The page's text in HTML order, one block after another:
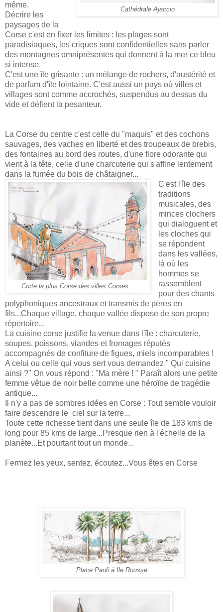
Cathédrale Ajaccio
même.
Décrire les
paysages de la
Corse c'est en fixer les limites : les plages sont
paradisiaques, les criques sont confidentielles sans parler
des montagnes omniprésentes qui donnent à la mer ce bleu
si intense.
C'est une île grisante : un mélange de rochers, d'austérité et
de parfum d'île lointaine. C'est aussi un pays où villes et
villages sont comme accrochés, suspendus au dessus du
vide et défient la pesanteur.
La Corse du centre c'est celle du "maquis" et des cochons
sauvages, des vaches en liberté et des troupeaux de brebis,
des fontaines au bord des routes, d'une flore odorante qui
vient à la tête, celle d'une charcuterie qui s'affine lentement
dans la fumée du bois de châtaigner...
Corte la plus Corse des villes Corses...
C'est l'île des
traditions
musicales, des
minces clochers
qui dialoguent et
les cloches qui
se répondent
dans les vallées,
là où les
hommes se
rassemblent
pour des chants
polyphoniques ancestraux et transmis de pères en
fils...Chaque village, chaque vallée dispose de son propre
répertoire...
La cuisine corse justifie la venue dans l'île : charcuterie,
soupes, poissons, viandes et fromages réputés
accompagnés de confiture de figues, miels incomparables !
A celui ou celle qui vous sert vous demandez " Qui cuisine
ainsi ?" On vous répond : "Ma mère ! " Paraît alors une petite
femme vêtue de noir belle comme une héroïne de tragédie
antique...
Il n'y a pas de sombres idées en Corse : Tout semble vouloir
faire descendre le ciel sur la terre...
Toute cette richesse tient dans une seule île de 183 kms de
long pour 85 kms de large...Presque rien à l'échelle de la
planète...Et pourtant tout un monde...
Fermez les yeux, sentez, écoutez...Vous êtes en Corse
Place Paoli à Ile Rousse